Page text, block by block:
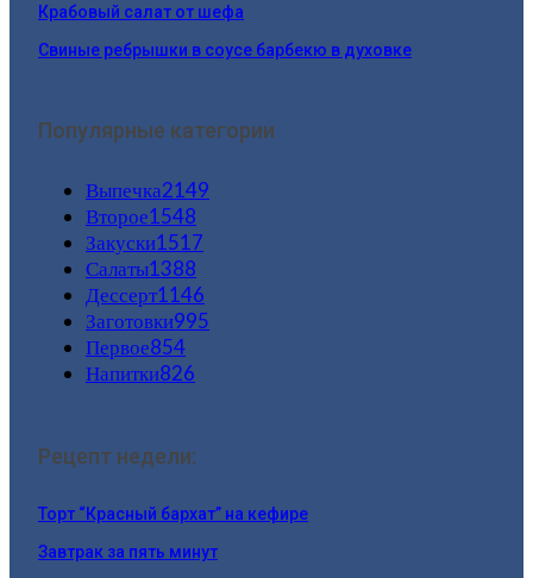
Крабовый салат от шефа
Свиные ребрышки в соусе барбекю в духовке
Популярные категории
Выпечка2149
Второе1548
Закуски1517
Салаты1388
Дессерт1146
Заготовки995
Первое854
Напитки826
Рецепт недели:
Торт “Красный бархат” на кефире
Завтрак за пять минут